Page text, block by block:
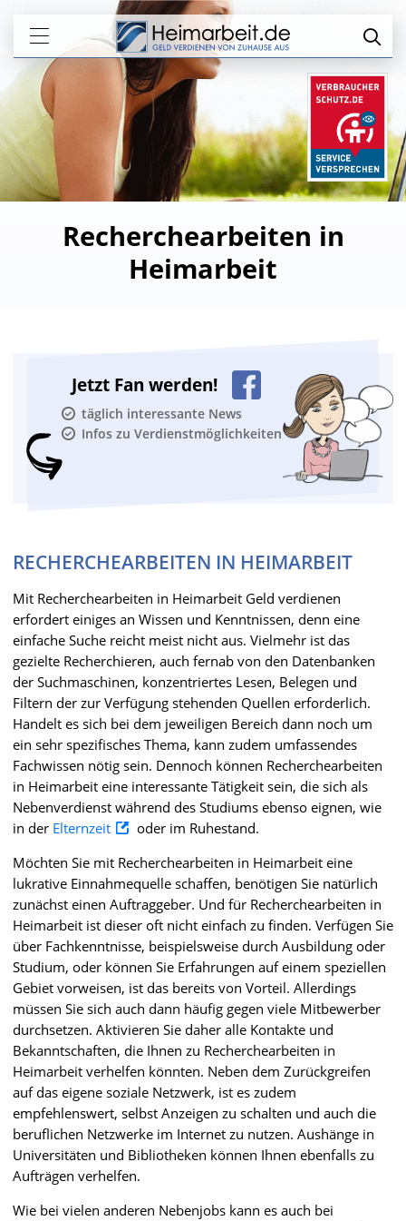
Recherchearbeiten in
Heimarbeit
Jetzt Fan werden!
täglich interessante News
Infos zu Verdienstmöglichkeiten
RECHERCHEARBEITEN IN HEIMARBEIT
Mit Recherchearbeiten in Heimarbeit Geld verdienen
erfordert einiges an Wissen und Kenntnissen, denn eine
einfache Suche reicht meist nicht aus. Vielmehr ist das
gezielte Recherchieren, auch fernab von den Datenbanken
der Suchmaschinen, konzentriertes Lesen, Belegen und
Filtern der zur Verfügung stehenden Quellen erforderlich.
Handelt es sich bei dem jeweiligen Bereich dann noch um
ein sehr spezifisches Thema, kann zudem umfassendes
Fachwissen nötig sein. Dennoch können Recherchearbeiten
in Heimarbeit eine interessante Tätigkeit sein, die sich als
Nebenverdienst während des Studiums ebenso eignen, wie
in der Elternzeit
oder im Ruhestand.
Möchten Sie mit Recherchearbeiten in Heimarbeit eine
lukrative Einnahmequelle schaffen, benötigen Sie natürlich
zunächst einen Auftraggeber. Und für Recherchearbeiten in
Heimarbeit ist dieser oft nicht einfach zu finden. Verfügen Sie
über Fachkenntnisse, beispielsweise durch Ausbildung oder
Studium, oder können Sie Erfahrungen auf einem speziellen
Gebiet vorweisen, ist das bereits von Vorteil. Allerdings
müssen Sie sich auch dann häufig gegen viele Mitbewerber
durchsetzen. Aktivieren Sie daher alle Kontakte und
Bekanntschaften, die Ihnen zu Recherchearbeiten in
Heimarbeit verhelfen könnten. Neben dem Zurückgreifen
auf das eigene soziale Netzwerk, ist es zudem
empfehlenswert, selbst Anzeigen zu schalten und auch die
beruflichen Netzwerke im Internet zu nutzen. Aushänge in
Universitäten und Bibliotheken können Ihnen ebenfalls zu
Aufträgen verhelfen.
Wie bei vielen anderen Nebenjobs kann es auch bei